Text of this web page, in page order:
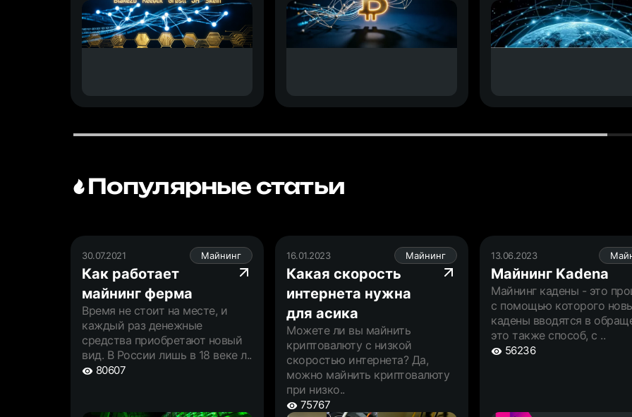
Популярные статьи
30.07.2021 Майнинг
Как работает
майнинг ферма
Время не стоит на месте, и
каждый раз денежные
средства приобретают новый
вид. В России лишь в 18 веке л..
80607
16.01.2023 Майнинг
Какая скорость
интернета нужна
для асика
Можете ли вы майнить
криптовалюту с низкой
скоростью интернета? Да,
можно майнить криптовалюту
при низко..
75767
13.06.2023
Майнинг Kadena
Майнинг кадены - это
с помощью которого
кадены вводятся в
это также способ, с ..
56236